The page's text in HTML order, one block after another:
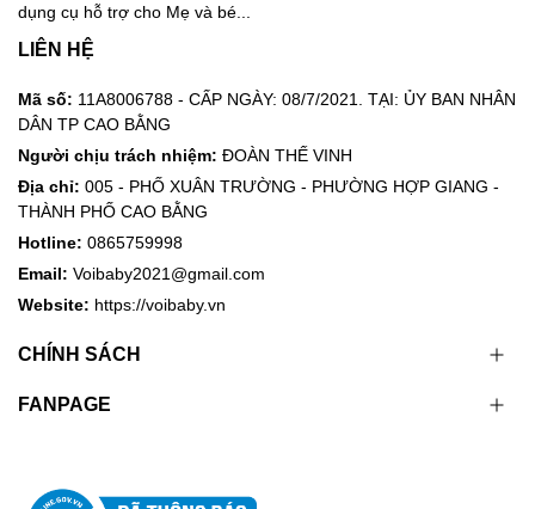
dụng cụ hỗ trợ cho Mẹ và bé...
LIÊN HỆ
Mã số: 11A8006788 - CẤP NGÀY: 08/7/2021. TẠI: ỦY BAN NHÂN
DÂN TP CAO BẰNG
Người chịu trách nhiệm: ĐOÀN THẾ VINH
Địa chỉ: 005 - PHỐ XUÂN TRƯỜNG - PHƯỜNG HỢP GIANG -
THÀNH PHỐ CAO BẰNG
Hotline: 0865759998
Email: Voibaby2021@gmail.com
Website: https://voibaby.vn
CHÍNH SÁCH
FANPAGE